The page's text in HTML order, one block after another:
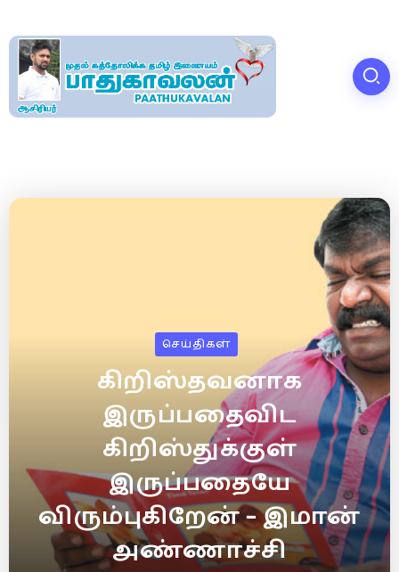
செய்திகள்
கிறிஸ்தவனாக
இருப்பதைவிட
கிறிஸ்துக்குள்
இருப்பதையே
விரும்புகிறேன் – இமான்
அண்ணாச்சி